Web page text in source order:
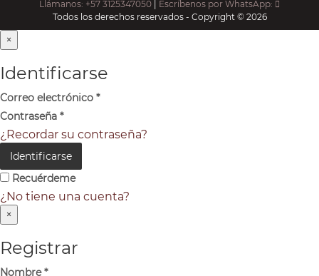
Llámanos: +57 3125347050
Escríbenos por WhatsApp:
Todos los derechos reservados - Copyright © 2026
×
Identificarse
Correo electrónico *
Contraseña *
¿Recordar su contraseña?
Identificarse
Recuérdeme
¿No tiene una cuenta?
×
Registrar
Nombre*